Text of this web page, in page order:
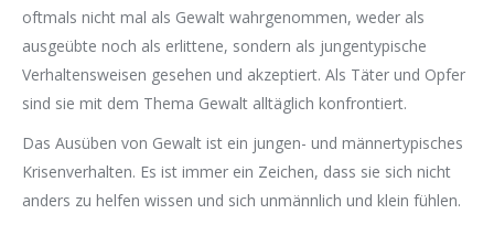
oftmals nicht mal als Gewalt wahrgenommen, weder als
ausgeübte noch als erlittene, sondern als jungentypische
Verhaltensweisen gesehen und akzeptiert. Als Täter und Opfer
sind sie mit dem Thema Gewalt alltäglich konfrontiert.
Das Ausüben von Gewalt ist ein jungen- und männertypisches
Krisenverhalten. Es ist immer ein Zeichen, dass sie sich nicht
anders zu helfen wissen und sich unmännlich und klein fühlen.